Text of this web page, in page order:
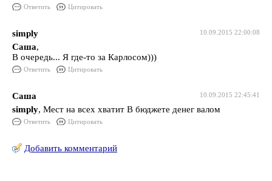
Ответить Цитировать
10.09.2015 22:00:08
simply
Саша,
В очередь... Я где-то за Карлосом)))
Ответить Цитировать
10.09.2015 22:45:41
Саша
simply, Мест на всех хватит В бюджете денег валом
Ответить Цитировать
Добавить комментарий